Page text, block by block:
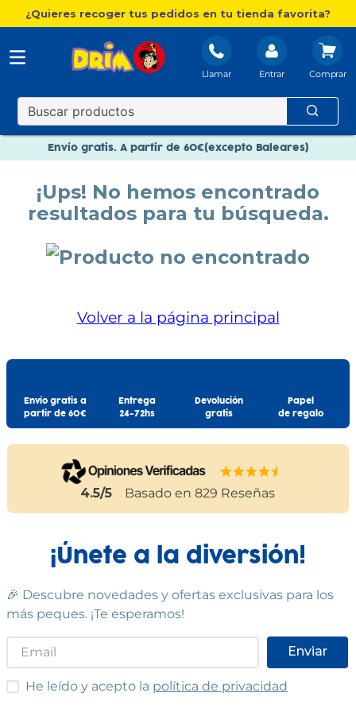
¿Quieres recoger tus pedidos en tu tienda favorita?
Llamar Entrar
Envío gratis. A partir de 60€(excepto Baleares)
Nuevo catálogo Aire Libre
Paga en 3 plazos sin intereses
¡Ups! No hemos encontrado
resultados para tu búsqueda.
Volver a la página principal
Envío gratis a
partir de 60€
Entrega
24-72hs
Devolución
gratis
Papel
de regalo
4.5/5 Basado en 829 Reseñas
¡Únete a la diversión!
🎉 Descubre novedades y ofertas exclusivas para los
más peques. ¡Te esperamos!
Enviar
He leído y acepto las condiciones
He leído y acepto la política de privacidad